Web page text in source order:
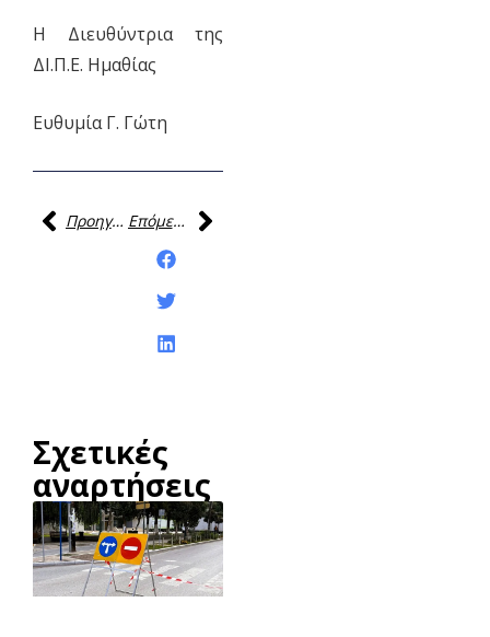
Η Διευθύντρια της
ΔΙ.Π.Ε. Ημαθίας
Ευθυμία Γ. Γώτη
Προηγούμενη
Επόμενη
Σχετικές
αναρτήσεις